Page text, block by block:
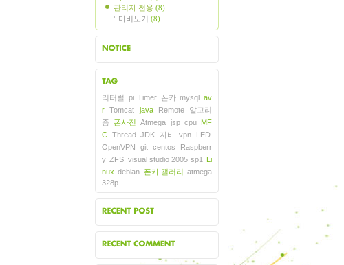
관리자 전용 (8)
마비노기 (8)
그목록
리터럴 pi Timer 폰카 mysql av
r
Tomcat java Remote
알고리
즘
폰사진 Atmega jsp cpu MF
C Thread JDK 자바 vpn
LED
OpenVPN
git centos
Raspberr
y ZFS visual studio 2005 sp1
Li
nux debian 폰카 갤러리 atmega
328p